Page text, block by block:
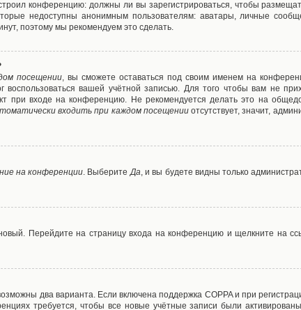
конференцию: должны ли вы зарегистрироваться, чтобы
недоступны анонимным пользователям: аватары, личные
поэтому мы рекомендуем это сделать.
посещении, вы сможете оставаться под своим именем на
вашей учётной записью. Для того чтобы вам не
при входе на конференцию. Не рекомендуется делать это на
входить при каждом посещенииотсутствует, значит,
на конференции. ВыберитеДа, и вы будете видны только
Перейдите на страницу входа на конференцию и щелкните на
два варианта. Если включена поддержка COPPA и при
требуется, чтобы все новые учётные записи были